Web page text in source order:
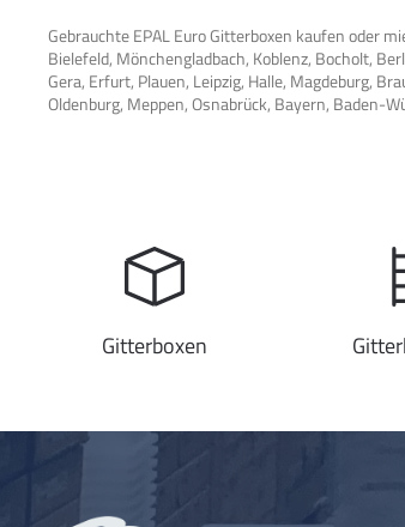
Gebrauchte EPAL Euro Gitterboxen kaufen oder
Bielefeld, Mönchengladbach, Koblenz, Bocholt,
Gera, Erfurt, Plauen, Leipzig, Halle, Magdeburg,
Oldenburg, Meppen, Osnabrück, Bayern, Baden-
Gitterboxen